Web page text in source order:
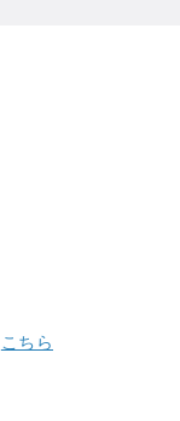
こちら